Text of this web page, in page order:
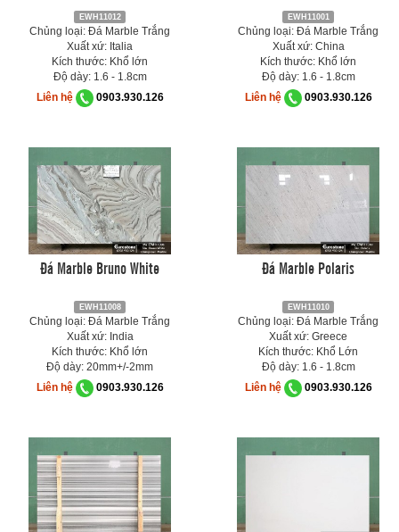
EWH11012
Chủng loại: Đá Marble Trắng
Xuất xứ: Italia
Kích thước: Khổ lớn
Độ dày: 1.6 - 1.8cm
Liên hệ
0903.930.126
EWH11001
Chủng loại: Đá Marble Trắng
Xuất xứ: China
Kích thước: Khổ lớn
Độ dày: 1.6 - 1.8cm
Liên hệ
0903.930.126
Đá Marble Bruno White
EWH11008
Chủng loại: Đá Marble Trắng
Xuất xứ: India
Kích thước: Khổ lớn
Độ dày: 20mm+/-2mm
Liên hệ
0903.930.126
Đá Marble Polaris
EWH11010
Chủng loại: Đá Marble Trắng
Xuất xứ: Greece
Kích thước: Khổ Lớn
Độ dày: 1.6 - 1.8cm
Liên hệ
0903.930.126